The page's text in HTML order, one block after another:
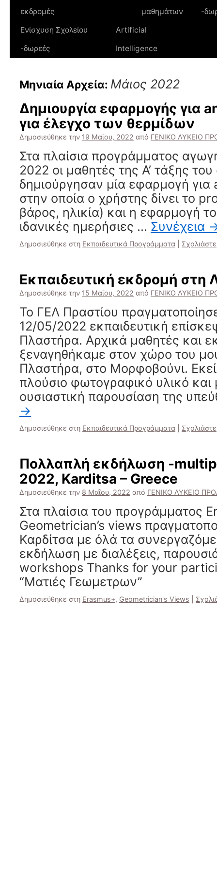
εκδρομές
μαθημάτων
-
Ενίσχυση Σχολείου
-δωρεές
Artificial
Intelligence
Μηνιαία Αρχεία: Μάιος 2022
Δημιουργία εφαρμογής για
για έλεγχο των θερμίδων
Δημοσιεύθηκε την 19 Μαΐου, 2022 από ΓΕΝΙΚΟ ΛΥΚΕΙΟ
Στα πλαίσια προγράμματος
2022 οι μαθητές της Α’ τάξης
δημιούργησαν μία εφαρμογή
στην οποία ο χρήστης δίνει το
βάρος, ηλικία) και η εφαρμογή
ιδανικές ημερήσιες … Συνέχεια
Δημοσιεύθηκε στη Εκπαιδευτικά Προγράμματα Σχολιάστε
Εκπαιδευτική εκδρομή στη
Δημοσιεύθηκε την 15 Μαΐου, 2022 από ΓΕΝΙΚΟ ΛΥΚΕΙΟ
Το ΓΕΛ Πραστίου
12/05/2022 εκπαιδευτική
Πλαστήρα. Αρχικά μαθητές και
ξεναγηθήκαμε στον χώρο του
Πλαστήρα, στο Μορφοβούνι.
πλούσιο φωτογραφικό υλικό και
ουσιαστική παρουσίαση της
→
Δημοσιεύθηκε στη Εκπαιδευτικά Προγράμματα Σχολιάστε
Πολλαπλή εκδήλωση -
2022, Karditsa – Greece
Δημοσιεύθηκε την 8 Μαΐου, 2022 από ΓΕΝΙΚΟ ΛΥΚΕΙΟ
Στα πλαίσια του προγράμματος
Geometrician’s views
Καρδίτσα με όλά τα
εκδήλωση με διαλέξεις,
workshops Thanks for your
“Ματιές Γεωμετρων”
Δημοσιεύθηκε στη Erasmus+, Geometrician's Views